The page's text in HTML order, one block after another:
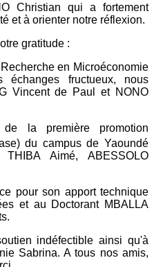
Christian qui a fortement
et à orienter notre réflexion.
gratitude :
en Microéconomie
fructueux, nous
Vincent de Paul et NONO
la première promotion
du campus de Yaoundé
Aimé, ABESSOLO
pour son apport technique
et au Doctorant MBALLA
indéfectible ainsi qu'à
Sabrina. A tous nos amis,